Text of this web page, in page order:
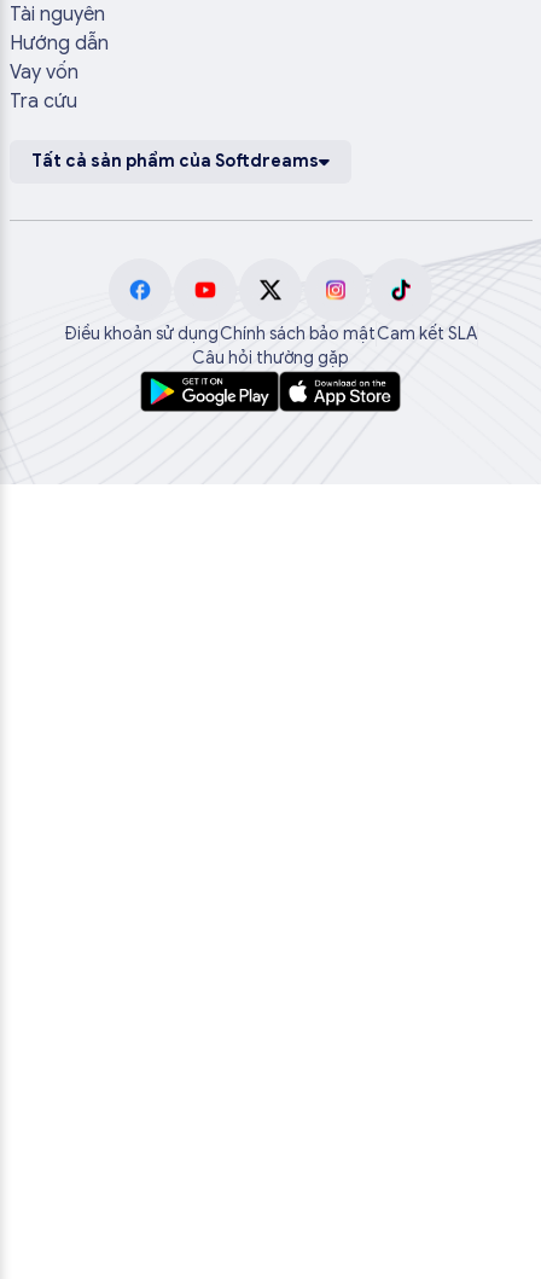
Tài nguyên
Hướng dẫn
Vay vốn
Tra cứu
Tất cả sản phẩm của Softdreams
Điều khoản sử dụngChính sách bảo mậtCam kết SLA
Câu hỏi thường gặp